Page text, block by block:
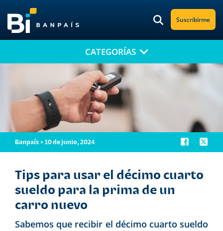
Suscribirme
¡No te pierdas nuestro nuevo contenido!
Suscríbete a nuestro blog y recibe mensualmente en tu correo
electrónico, las noticias más relevantes.
CATEGORÍAS
Banpaís > 10 de junio, 2024
Tips para usar el décimo cuarto
sueldo para la prima de un
carro nuevo
Sabemos que recibir el décimo cuarto sueldo